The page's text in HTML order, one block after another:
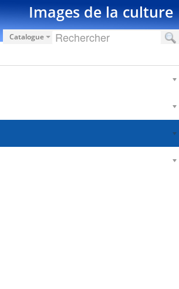
Images de la culture
Catalogue